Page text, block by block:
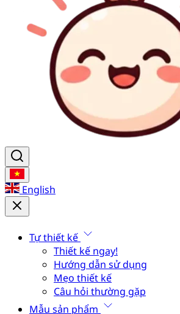
English
Tự thiết kế
Thiết kế ngay!
Hướng dẫn sử dụng
Mẹo thiết kế
Câu hỏi thường gặp
Mẫu sản phẩm